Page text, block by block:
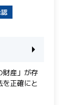
財産」が存
正確にと